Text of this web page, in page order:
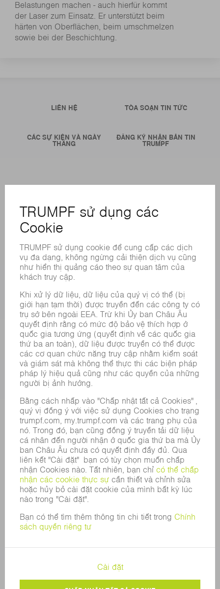
Belastungen machen - auch hierfür kommt
der Laser zum Einsatz. Er unterstützt beim
härten von Oberflächen, beim umschmelzen
sowie bei der Beschichtung.
LIÊN HỆ TÒA SOẠN TIN TỨC
CÁC SỰ KIỆN VÀ NGÀY
THÁNG
ĐĂNG KÝ NHẬN BẢN TIN
TRUMPF
LIÊN HỆ
ĐỊA ĐIỂM
CÁC SỰ KIỆN VÀ NGÀY THÁNG
BẢNG DỮ LIỆU AN TOÀN HÓA CHẤT
SẢN PHẨM
CÁC HỆ THỐNG &MÁY MÓC
CÔNG NGHỆ LASER
MÁY CÔNG CỤ
NHÀ MÁY THÔNG MINH
PHẦN MỀM
CÁC LOẠI HÌNH DỊCH VỤ
CÁC ỨNG DỤNG
CÁC LĨNH VỰC
DOANH NGHIỆP
SỰ NGHIỆP
VỊ TRÍ TUYỂN DỤNG
HỒ SƠ NĂNG LỰC CỦA TẬP ĐOÀN
BÁO CÁO THƯỜNG NIÊN
NGUYÊN TẮC DOANH NGHIỆP
TUÂN THỦ
HỆ THỐNG TỐ CÁO
BẢO MẬT
THÔNG CÁO BÁO CHÍ
TẠP CHÍ
TÍNH BỀN VỮNG
MÔI TRƯỜNG & KHÍ HẬU
XÃ HỘI & DOANH NGHIỆP
QUẢN LÝ DOANH NGHIỆP